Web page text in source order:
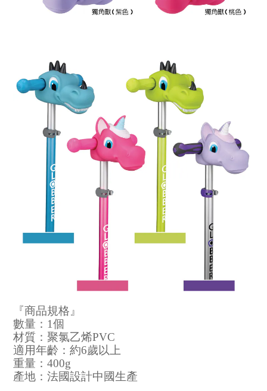
『商品規格』
數量：1個
材質：聚氯乙烯PVC
適用年齡：約6歲以上
重量：400g
產地：法國設計中國生產